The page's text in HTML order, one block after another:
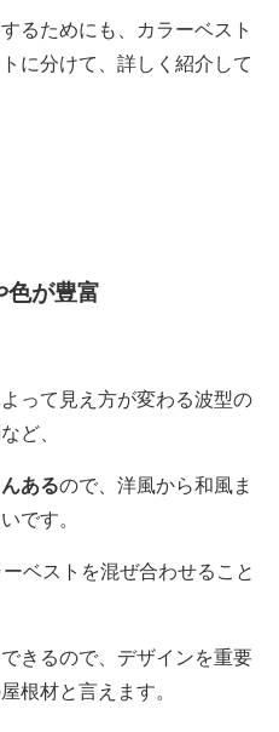
るためにも、カラーベスト
に分けて、詳しく紹介して
色が豊富
って見え方が変わる波型の
ど、
あるので、 洋風から和風ま
です。
ベストを混ぜ合わせること
きるので、デザインを重要
根材と言えます。